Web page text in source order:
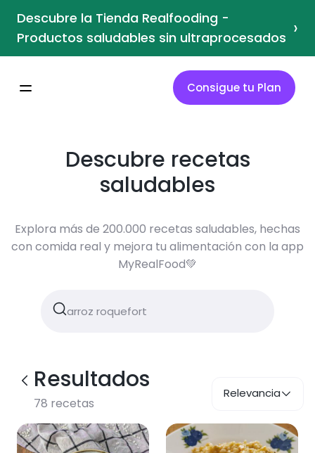
Descubre la Tienda Realfooding -
Productos saludables sin ultraprocesados ›
Consigue tu Plan
Descubre recetas
saludables
Explora más de 200.000 recetas saludables, hechas
con comida real y mejora tu alimentación con la app
MyRealFood💚
Resultados
78 recetas
Relevancia